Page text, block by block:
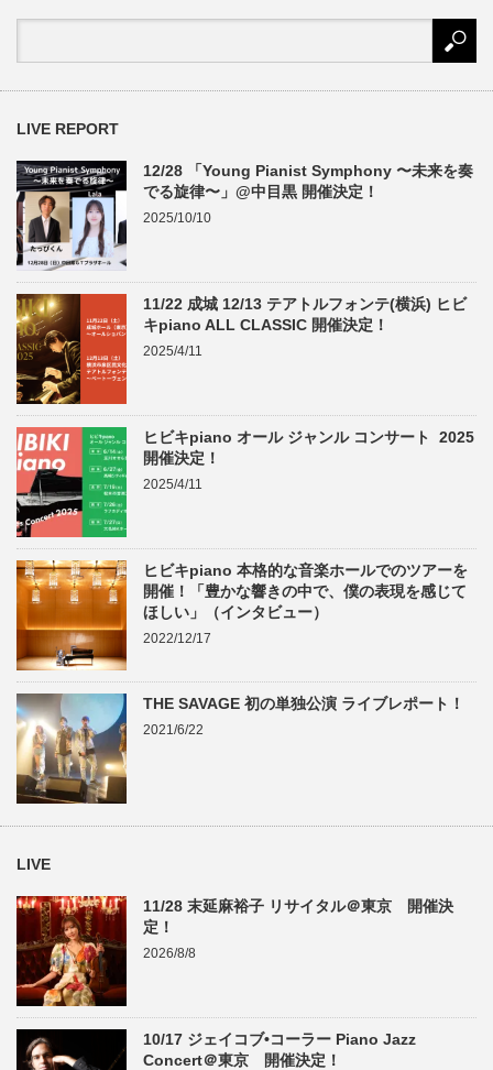
LIVE REPORT
12/28 「Young Pianist Symphony 〜未来を奏
でる旋律〜」@中目黒 開催決定！
2025/10/10
11/22 成城 12/13 テアトルフォンテ(横浜) ヒビ
キpiano ALL CLASSIC 開催決定！
2025/4/11
ヒビキpiano オール ジャンル コンサート 2025
開催決定！
2025/4/11
ヒビキpiano 本格的な音楽ホールでのツアーを
開催！「豊かな響きの中で、僕の表現を感じて
ほしい」（インタビュー）
2022/12/17
THE SAVAGE 初の単独公演 ライブレポート！
2021/6/22
LIVE
11/28 末延麻裕子 リサイタル＠東京 開催決
定！
2026/8/8
10/17 ジェイコブ•コーラー Piano Jazz
Concert＠東京 開催決定！